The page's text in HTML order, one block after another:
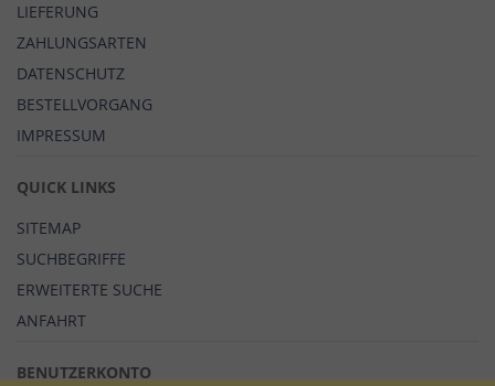
LIEFERUNG
ZAHLUNGSARTEN
DATENSCHUTZ
BESTELLVORGANG
IMPRESSUM
QUICK LINKS
SITEMAP
SUCHBEGRIFFE
ERWEITERTE SUCHE
ANFAHRT
BENUTZERKONTO